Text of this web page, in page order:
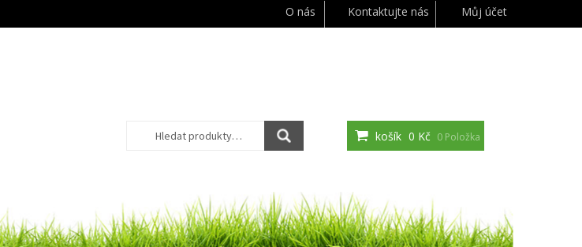
O nás Kontaktujte nás Můj účet
košík 0 Kč 0 Položka
Hledat:
Hledat